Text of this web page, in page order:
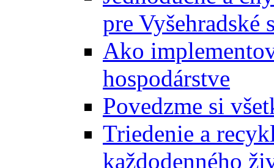
pre Vyšehradské
Ako
hospodárstve
Povedzme si
Triedenie a
každodenného